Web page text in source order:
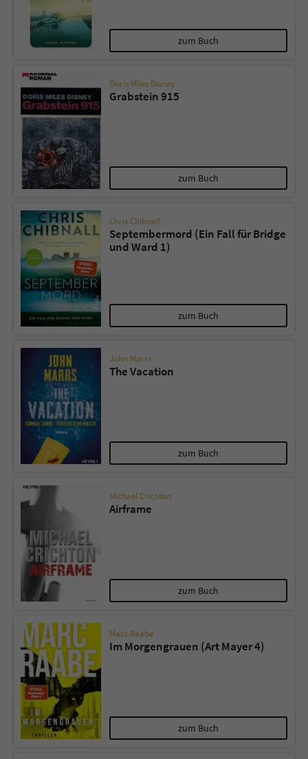
zum Buch
Doris Miles Disney
Grabstein 915
zum Buch
Chris Chibnall
Septembermord (Ein Fall für Bridge
und Ward 1)
zum Buch
John Marrs
The Vacation
zum Buch
Michael Crichton
Airframe
zum Buch
Marc Raabe
Im Morgengrauen (Art Mayer 4)
zum Buch
Name tx_pwcomments_ahash
Laufzeit 1 Jahr
Zweck Cookie für Kommentare einzelner Buchtitel
Name fe_typo_user
Laufzeit Session
Zweck
Dieses Cookie gewährleistet die
Kommunikation der Webseite mit dem
Benutzer. Es wird benötigt um z. B. den
Sicherheitscode des Kontaktformulars zu
überprüfen.